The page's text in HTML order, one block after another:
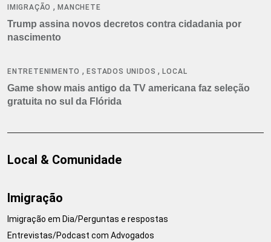
IMIGRAÇÃO ,MANCHETE
Trump assina novos decretos contra cidadania por
nascimento
ENTRETENIMENTO ,ESTADOS UNIDOS ,LOCAL
Game show mais antigo da TV americana faz seleção
gratuita no sul da Flórida
Local & Comunidade
Imigração
Imigração em Dia/Perguntas e respostas
Entrevistas/Podcast com Advogados